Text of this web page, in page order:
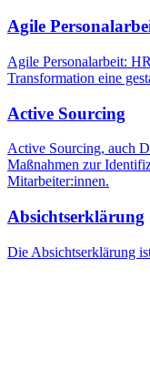
Agile
Agile Personalarbeit:
Transformation eine
Active Sourcing
Active Sourcing, auch
Maßnahmen zur
Mitarbeiter:innen.
Absichtserklärung
Die Absichtserklärung